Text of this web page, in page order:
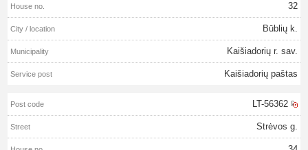
32
Būblių k.
Kaišiadorių r. sav.
Kaišiadorių paštas
LT-56362
Strėvos g.